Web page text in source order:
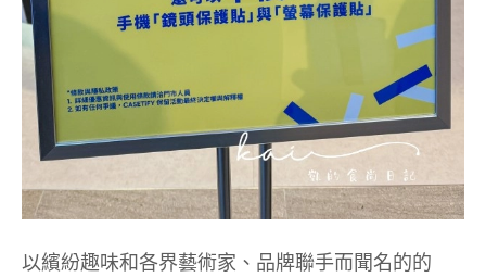
以繽紛趣味和各界藝術家、品牌聯手而聞名的的